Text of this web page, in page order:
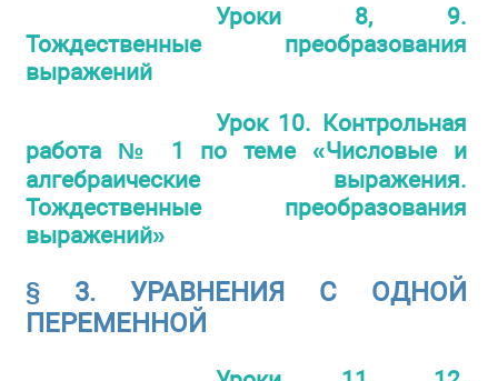
Уроки 8, 9.
Тождественные преобразования
выражений
Урок 10. Контрольная
работа № 1 по теме «Числовые и
алгебраические выражения.
Тождественные преобразования
выражений»
§ 3. УРАВНЕНИЯ С ОДНОЙ
ПЕРЕМЕННОЙ